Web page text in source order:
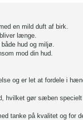
en mild duft af birk.
længe.
hud og miljø.
mod din hud.
og er let at fordele i
hvilket gør sæben specielt
tanke på kvalitet og for